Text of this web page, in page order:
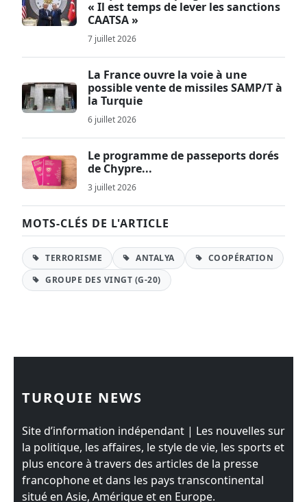
« Il est temps de lever les sanctions
CAATSA »
7 juillet 2026
La France ouvre la voie à une
possible vente de missiles SAMP/T à
la Turquie
6 juillet 2026
Le programme de passeports dorés
de Chypre...
3 juillet 2026
MOTS-CLÉS DE L'ARTICLE
TERRORISME ANTALYA
COOPÉRATION
GROUPE DES VINGT (G-20)
TURQUIE NEWS
Site d’information indépendant | Les nouvelles sur
la politique, les affaires, le style de vie, les sports et
plus encore à travers des articles de la presse
francophone et dans les pays transcontinental
situé en Asie, Amérique et en Europe.